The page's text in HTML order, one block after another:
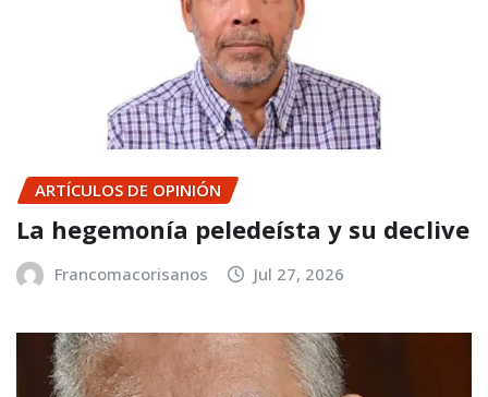
ARTÍCULOS DE OPINIÓN
La hegemonía peledeísta y su declive
Francomacorisanos Jul 27, 2026